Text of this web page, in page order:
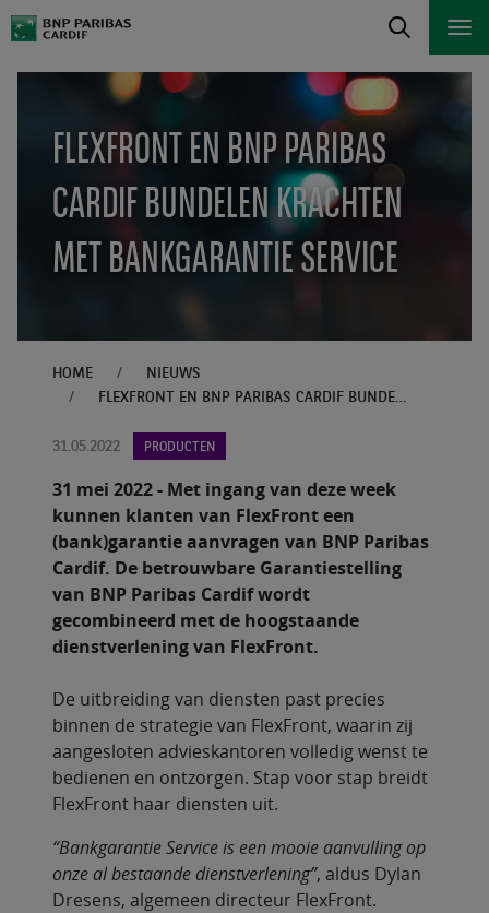
FLEXFRONT EN BNP PARIBAS
CARDIF BUNDELEN KRACHTEN
MET BANKGARANTIE SERVICE
HOME
NIEUWS
FLEXFRONT EN BNP PARIBAS CARDIF BUNDELEN KRACHTEN MET BANKGARANTIE SERVICE
31.05.2022 PRODUCTEN
31 mei 2022 - Met ingang van deze week
kunnen klanten van FlexFront een
(bank)garantie aanvragen van BNP Paribas
Cardif. De betrouwbare Garantiestelling
van BNP Paribas Cardif wordt
gecombineerd met de hoogstaande
dienstverlening van FlexFront.
De uitbreiding van diensten past precies
binnen de strategie van FlexFront, waarin zij
aangesloten advieskantoren volledig wenst te
bedienen en ontzorgen. Stap voor stap breidt
FlexFront haar diensten uit.
“Bankgarantie Service is een mooie aanvulling op
onze al bestaande dienstverlening”, aldus Dylan
Dresens, algemeen directeur FlexFront.